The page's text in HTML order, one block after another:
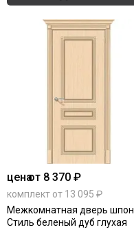
ценаот 8 370 ₽
комплект от 13 095 ₽
Межкомнатная дверь шпон
Стиль беленый дуб глухая